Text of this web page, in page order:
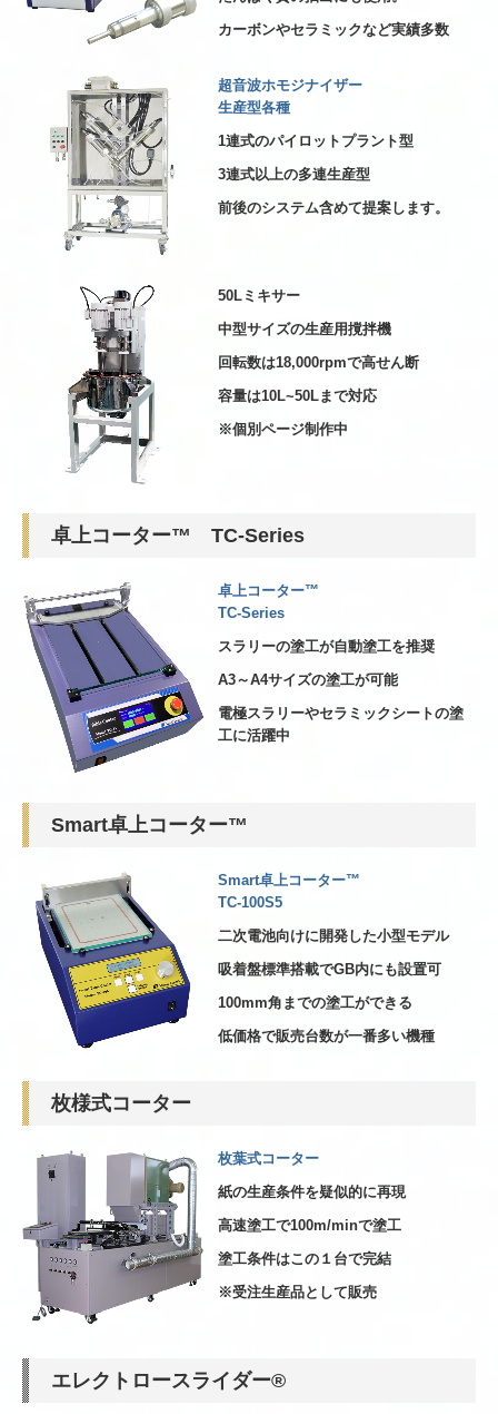
カーボンやセラミックなど実績多数
超音波ホモジナイザー
生産型各種
1連式のパイロットプラント型
3連式以上の多連生産型
前後のシステム含めて提案します。
50Lミキサー
中型サイズの生産用撹拌機
回転数は18,000rpmで高せん断
容量は10L~50Lまで対応
※個別ページ制作中
卓上コーター™ TC-Series
卓上コーター™
TC-Series
スラリーの塗工が自動塗工を推奨
A3～A4サイズの塗工が可能
電極スラリーやセラミックシートの塗
工に活躍中
Smart卓上コーター™
Smart卓上コーター™
TC-100S5
二次電池向けに開発した小型モデル
吸着盤標準搭載でGB内にも設置可
100mm角までの塗工ができる
低価格で販売台数が一番多い機種
枚様式コーター
枚葉式コーター
紙の生産条件を疑似的に再現
高速塗工で100m/minで塗工
塗工条件はこの１台で完結
※受注生産品として販売
エレクトロースライダー®